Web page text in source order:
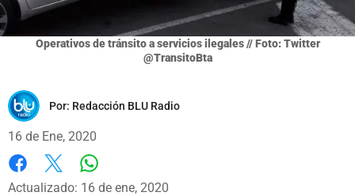
Operativos de tránsito a servicios ilegales // Foto: Twitter
@TransitoBta
Por: Redacción BLU Radio
16 de Ene, 2020
Facebook
X
Actualizado: 16 de ene, 2020